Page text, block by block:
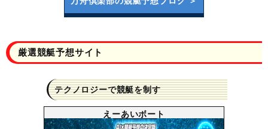
厳選競艇予想サイト
テクノロジーで競艇を制す
えーあいボート